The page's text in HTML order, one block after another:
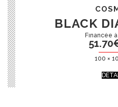
BLACK
51.70
100 ×